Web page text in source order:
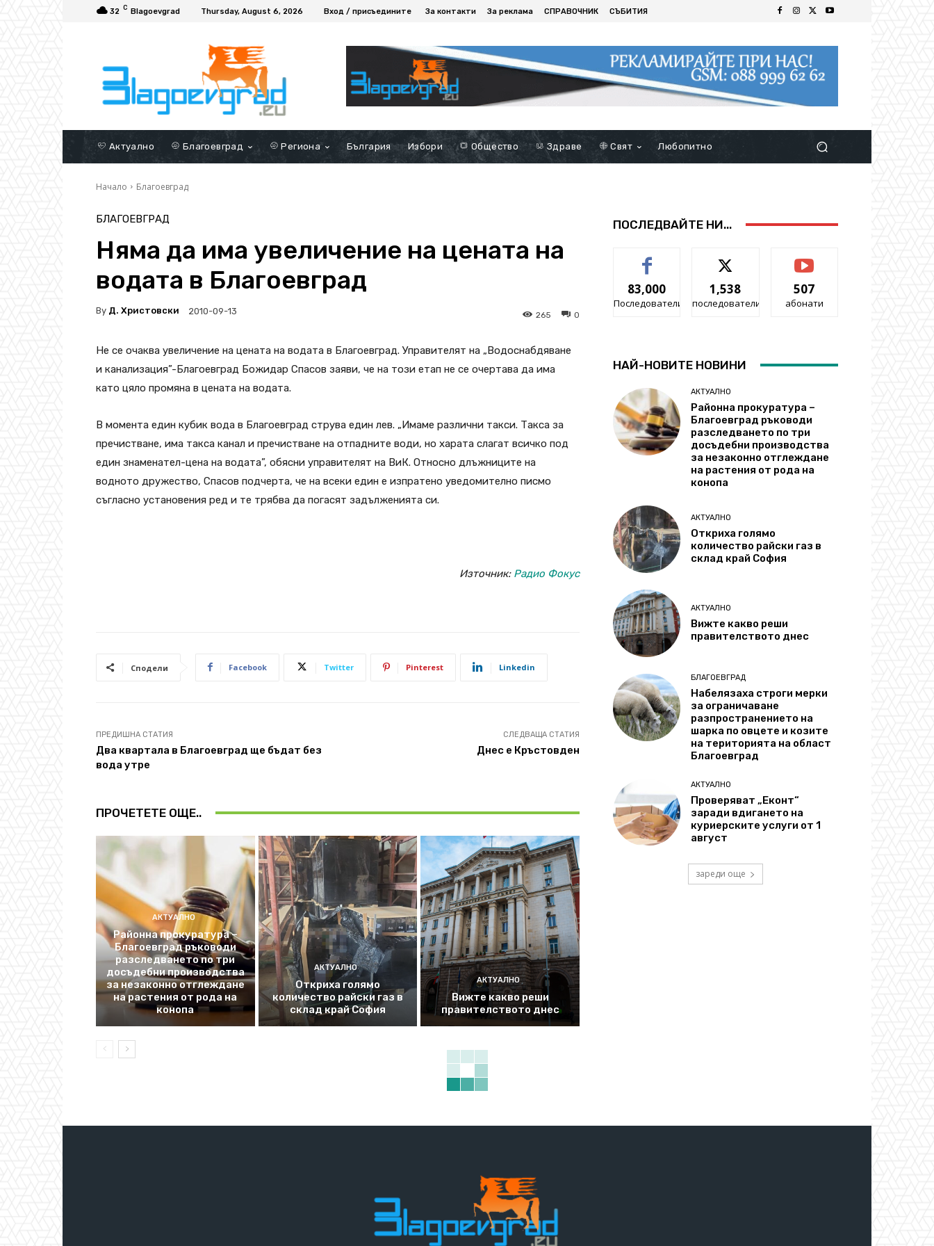
32 C Blagoevgrad Thursday, August 6, 2026 Вход / присъедините За контакти За реклама СПРАВОЧНИК СЪБИТИЯ
Актуално Благоевград Региона България Избори Общество Здраве Свят Любопитно
Начало Благоевград
БЛАГОЕВГРАД
Няма да има увеличение на цената на
водата в Благоевград
By Д. Христовски 2010-09-13 0
265
Не се очаква увеличение на цената на водата в Благоевград. Управителят на „Водоснабдяване
и канализация”-Благоевград Божидар Спасов заяви, че на този етап не се очертава да има
като цяло промяна в цената на водата.
В момента един кубик вода в Благоевград струва един лев. „Имаме различни такси. Такса за
пречистване, има такса канал и пречистване на отпадните води, но харата слагат всичко под
един знаменател-цена на водата”, обясни управителят на ВиК. Относно длъжниците на
водното дружество, Спасов подчерта, че на всеки един е изпратено уведомително писмо
съгласно установения ред и те трябва да погасят задълженията си.
Източник: Радио Фокус
Сподели Facebook Twitter Pinterest Linkedin
ПРЕДИШНА СТАТИЯ
Два квартала в Благоевград ще бъдат без
вода утре
СЛЕДВАЩА СТАТИЯ
Днес е Кръстовден
ПРОЧЕТЕТЕ ОЩЕ..
АКТУАЛНО
Районна прокуратура –
Благоевград ръководи
разследването по три
досъдебни производства
за незаконно отглеждане
на растения от рода на
конопа
АКТУАЛНО
Откриха голямо
количество райски газ в
склад край София
АКТУАЛНО
Вижте какво реши
правителството днес
ПОСЛЕДВАЙТЕ НИ...
83,000
Последователи
1,538
последователи
507
абонати
НАЙ-НОВИТЕ НОВИНИ
АКТУАЛНО
Районна прокуратура –
Благоевград ръководи
разследването по три
досъдебни производства
за незаконно отглеждане
на растения от рода на
конопа
АКТУАЛНО
Откриха голямо
количество райски газ в
склад край София
АКТУАЛНО
Вижте какво реши
правителството днес
БЛАГОЕВГРАД
Набелязаха строги мерки
за ограничаване
разпространението на
шарка по овцете и козите
на територията на област
Благоевград
АКТУАЛНО
Проверяват „Еконт“
заради вдигането на
куриерските услуги от 1
август
зареди още